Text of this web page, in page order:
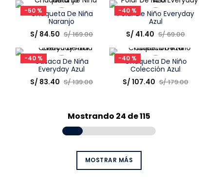
COMPRAR COMPRAR
-50 %
Talla
Elige una opción
COMPRAR
Chaqueta De Niña
Naranjo
S/ 84.50 S/169.00
-40 %
Elige una opción
COMPRAR
Polar De Niño Everyday
Azul
S/ 41.40 S/69.00
-40 %
Talla
COMPRAR
Casaca De Niña
Everyday Azul
S/ 83.40 S/139.00
-40 %
Talla
COMPRAR
Chaqueta De Niño
Colección Azul
S/ 107.40 S/179.00
Mostrando 24 de 115
MOSTRAR MÁS